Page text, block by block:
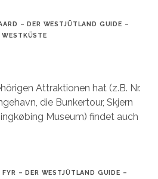
– DER WESTJÜTLAND GUIDE –
WESTKÜSTE
Attraktionen hat (z.B. Nr.
die Bunkertour, Skjern
Museum) findet auch
FYR – DER WESTJÜTLAND GUIDE –